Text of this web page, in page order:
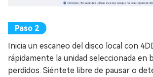
Inicia un escaneo del disco local con
rápidamente la unidad seleccionada en
perdidos. Siéntete libre de pausar o